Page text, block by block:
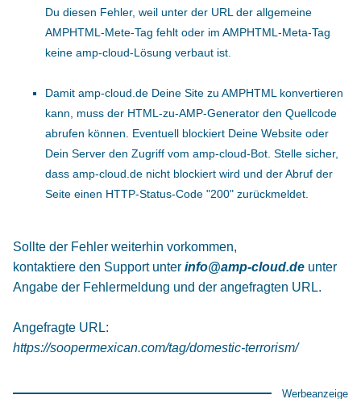
Du diesen Fehler, weil unter der URL der allgemeine
AMPHTML-Mete-Tag fehlt oder im AMPHTML-Meta-Tag
keine amp-cloud-Lösung verbaut ist.
Damit amp-cloud.de Deine Site zu AMPHTML konvertieren
kann, muss der HTML-zu-AMP-Generator den Quellcode
abrufen können. Eventuell blockiert Deine Website oder
Dein Server den Zugriff vom amp-cloud-Bot. Stelle sicher,
dass amp-cloud.de nicht blockiert wird und der Abruf der
Seite einen HTTP-Status-Code "200" zurückmeldet.
Sollte der Fehler weiterhin vorkommen,
kontaktiere den Support unter info@amp-cloud.de unter
Angabe der Fehlermeldung und der angefragten URL.
Angefragte URL:
https://soopermexican.com/tag/domestic-terrorism/
Werbeanzeige